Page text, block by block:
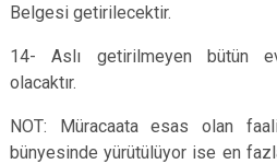
Belgesi getirilecektir.
14- Aslı getirilmeyen bütün
olacaktır.
NOT: Müracaata esas olan
bünyesinde yürütülüyor ise en